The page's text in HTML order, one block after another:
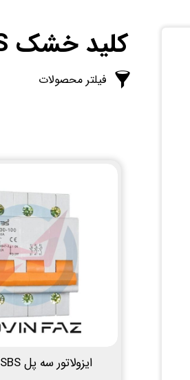
کلید خشک ISBS
فیلتر محصولات
ایزولاتور سه پل 40A ISBS